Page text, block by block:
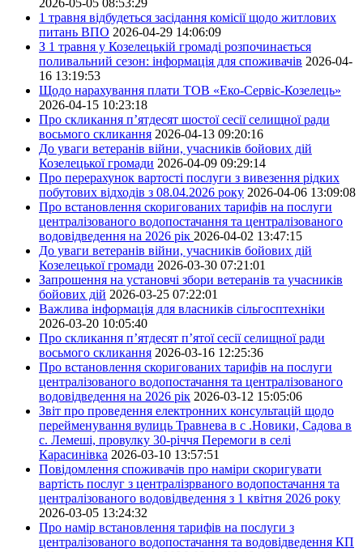
1 травня відбудеться засідання комісії щодо житлових
питань ВПО 2026-04-29 14:06:09
З 1 травня у Козелецькій громаді розпочинається
поливальний сезон: інформація для споживачів 2026-04-
16 13:19:53
Щодо нарахування плати ТОВ «Еко-Сервіс-Козелець»
2026-04-15 10:23:18
Про скликання п’ятдесят шостої сесії селищної ради
восьмого скликання 2026-04-13 09:20:16
До уваги ветеранів війни, учасників бойових дій
Козелецької громади 2026-04-09 09:29:14
Про перерахунок вартості послуги з вивезення рідких
побутових відходів з 08.04.2026 року 2026-04-06 13:09:08
Про встановлення скоригованих тарифів на послуги
централізованого водопостачання та централізованого
водовідведення на 2026 рік 2026-04-02 13:47:15
До уваги ветеранів війни, учасників бойових дій
Козелецької громади 2026-03-30 07:21:01
Запрошення на установчі збори ветеранів та учасників
бойових дій 2026-03-25 07:22:01
Важлива інформація для власників сільгосптехніки
2026-03-20 10:05:40
Про скликання п’ятдесят п’ятої сесії селищної ради
восьмого скликання 2026-03-16 12:25:36
Про встановлення скоригованих тарифів на послуги
централізованого водопостачання та централізованого
водовідведення на 2026 рік 2026-03-12 15:05:06
Звіт про проведення електронних консультацій щодо
перейменування вулиць Травнева в с .Новики, Садова в
с. Лемеші, провулку 30-річчя Перемоги в селі
Карасинівка 2026-03-10 13:57:51
Повідомлення споживачів про наміри скоригувати
вартість послуг з централізрваного водопостачання та
централізованого водовідведення з 1 квітня 2026 року
2026-03-05 13:24:32
Про намір встановлення тарифів на послуги з
централізованого водопостачання та водовідведення КП